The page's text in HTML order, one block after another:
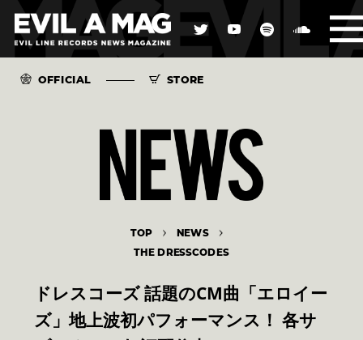
OFFICIAL STORE
TOP NEWS
THE DRESSCODES
ドレスコーズ 話題のCM曲「エロイー
ズ」地上波初パフォーマンス！ 各サ